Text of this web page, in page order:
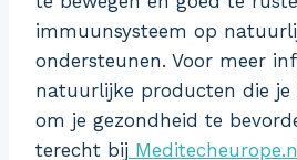
immuunsysteem op
ondersteunen. Voor meer
natuurlijke producten die je
om je gezondheid te
terecht bij